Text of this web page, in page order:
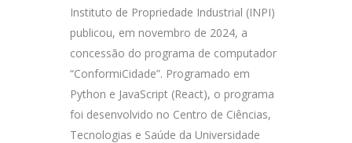
Instituto de Propriedade Industrial (INPI)
publicou, em novembro de 2024, a
concessão do programa de computador
“ConformiCidade”. Programado em
Python e JavaScript (React), o programa
foi desenvolvido no Centro de Ciências,
Tecnologias e Saúde da Universidade